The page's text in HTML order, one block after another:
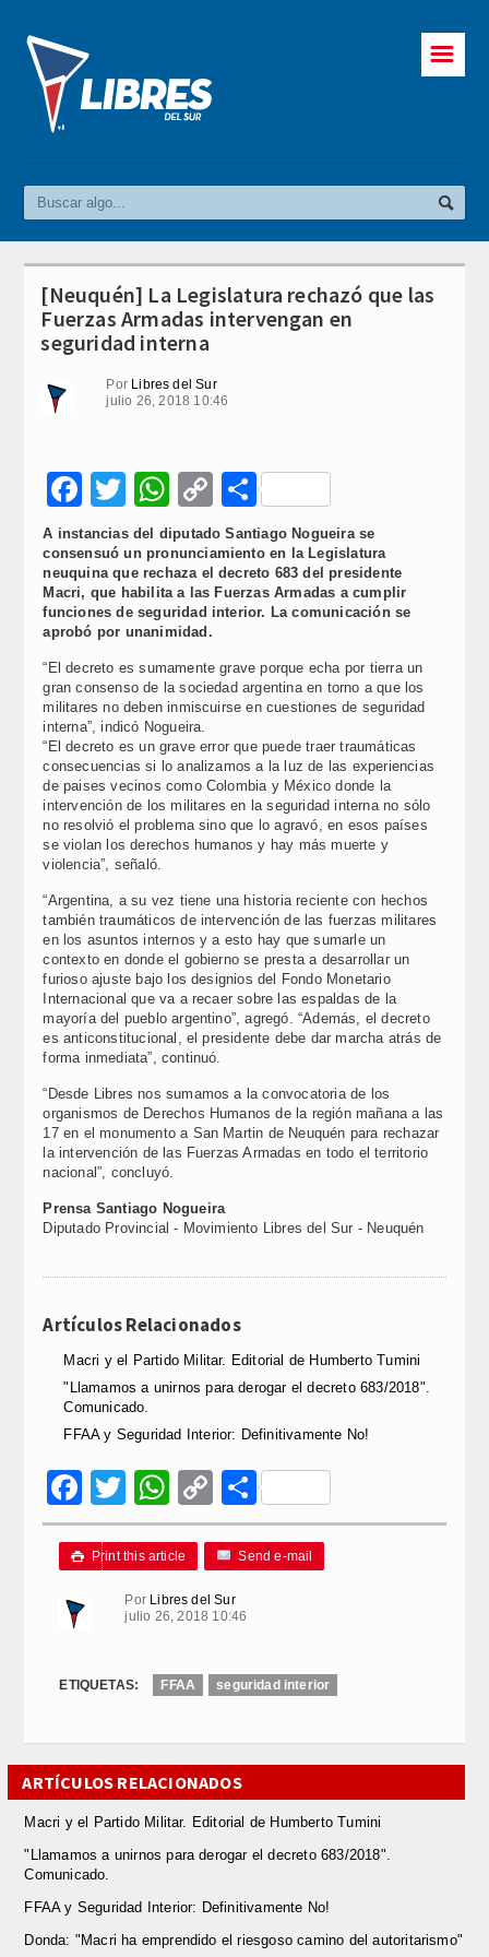
☰
[Neuquén] La Legislatura rechazó que las
Fuerzas Armadas intervengan en
seguridad interna
Por Libres del Sur
julio 26, 2018 10:46
Facebook
Twitter
WhatsApp
Copy
Link
Compartir
A instancias del diputado Santiago Nogueira se
consensuó un pronunciamiento en la Legislatura
neuquina que rechaza el decreto 683 del presidente
Macri, que habilita a las Fuerzas Armadas a cumplir
funciones de seguridad interior. La comunicación se
aprobó por unanimidad.
“El decreto es sumamente grave porque echa por tierra un
gran consenso de la sociedad argentina en torno a que los
militares no deben inmiscuirse en cuestiones de seguridad
interna”, indicó Nogueira.
“El decreto es un grave error que puede traer traumáticas
consecuencias si lo analizamos a la luz de las experiencias
de paises vecinos como Colombia y México donde la
intervención de los militares en la seguridad interna no sólo
no resolvió el problema sino que lo agravó, en esos países
se violan los derechos humanos y hay más muerte y
violencia”, señaló.
“Argentina, a su vez tiene una historia reciente con hechos
también traumáticos de intervención de las fuerzas militares
en los asuntos internos y a esto hay que sumarle un
contexto en donde el gobierno se presta a desarrollar un
furioso ajuste bajo los designios del Fondo Monetario
Internacional que va a recaer sobre las espaldas de la
mayoría del pueblo argentino”, agregó. “Además, el decreto
es anticonstitucional, el presidente debe dar marcha atrás de
forma inmediata”, continuó.
“Desde Libres nos sumamos a la convocatoria de los
organismos de Derechos Humanos de la región mañana a las
17 en el monumento a San Martin de Neuquén para rechazar
la intervención de las Fuerzas Armadas en todo el territorio
nacional”, concluyó.
Prensa Santiago Nogueira
Diputado Provincial - Movimiento Libres del Sur - Neuquén
Artículos Relacionados
Macri y el Partido Militar. Editorial de Humberto Tumini
"Llamamos a unirnos para derogar el decreto 683/2018".
Comunicado.
FFAA y Seguridad Interior: Definitivamente No!
Facebook
Twitter
WhatsApp
Copy
Link
Compartir
 Print this article Send e-mail
Por Libres del Sur
julio 26, 2018 10:46
ETIQUETAS: FFAA seguridad interior
ARTÍCULOS RELACIONADOS
Macri y el Partido Militar. Editorial de Humberto Tumini
"Llamamos a unirnos para derogar el decreto 683/2018".
Comunicado.
FFAA y Seguridad Interior: Definitivamente No!
Donda: "Macri ha emprendido el riesgoso camino del autoritarismo"